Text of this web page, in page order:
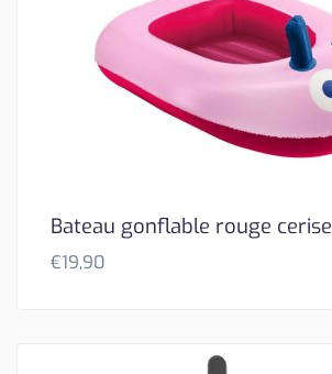
Bateau gonflable rouge cerise
€19,90